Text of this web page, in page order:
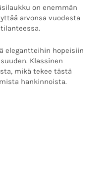
on enemmän
arvonsa vuodesta
elegantteihin hopeisiin
Klassinen
mikä tekee tästä
hankinnoista.